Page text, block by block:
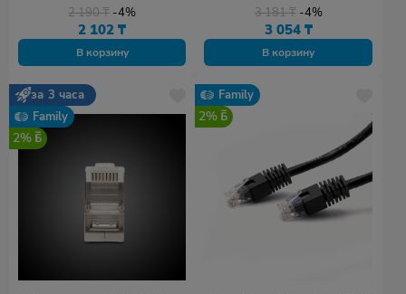
2 190₸ -4%
2 102₸
В корзину
1.5 м. 5 в.
3 181₸ -4%
3 054 ₸
В корзину
за 3 часа
Family
2%
Family
2%